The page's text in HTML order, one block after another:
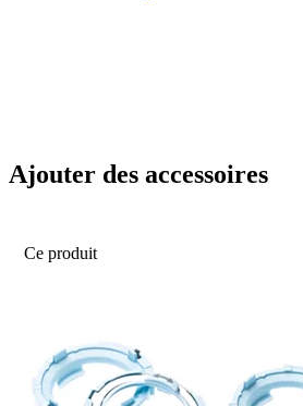
Ajouter des accessoires
Ce produit